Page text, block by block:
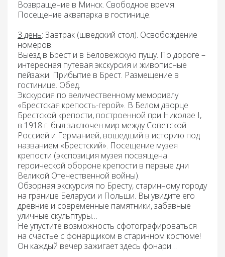
Возвращение в Минск. Свободное время.
Посещение аквапарка в гостинице.
3 день: Завтрак (шведский стол). Освобождение
номеров.
Выезд в Брест и в Беловежскую пущу. По дороге –
интересная путевая экскурсия и живописные
пейзажи. Прибытие в Брест. Размещение в
гостинице. Обед.
Экскурсия по величественномумемориалу
«Брестская крепость-герой». В Белом дворце
Брестской крепости, построенной при Николае I,
в 1918 г. был заключен мир между Советской
Россией и Германией, вошедший в историю под
названием «Брестский». Посещение музея
крепости (экспозиция музея посвящена
героической обороне крепости в первые дни
Великой Отечественной войны).
Обзорная экскурсия по Бресту, старинному городу
на границе Беларуси и Польши. Вы увидите его
древние и современные памятники, забавные
уличные скульптуры…
Не упустите возможность сфотографироваться
на счастье с фонарщиком в старинном костюме!
Он каждый вечер зажигает здесь фонари…